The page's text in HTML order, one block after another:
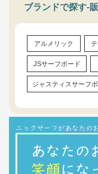
ブランドで探す-
アルメリック
JSサーフボード
ジャスティスサーフ